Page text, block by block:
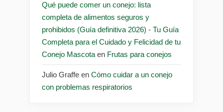
Qué puede comer un conejo: lista
completa de alimentos seguros y
prohibidos (Guía definitiva 2026) - Tu Guía
Completa para el Cuidado y Felicidad de tu
Conejo Mascota en Frutas para conejos
Julio Graffe en Cómo cuidar a un conejo
con problemas respiratorios